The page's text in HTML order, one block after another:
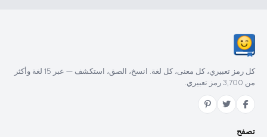
كل رمز تعبيري، كل معنى، كل لغة. انسخ، الصق، استكشف — عبر 15 لغة وأكثر
من 3,700 رمز تعبيري.
تصفح